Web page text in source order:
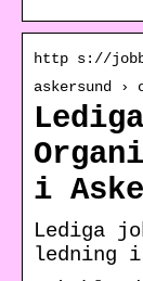
http s://
askersund ›
i
Lediga
ledning i